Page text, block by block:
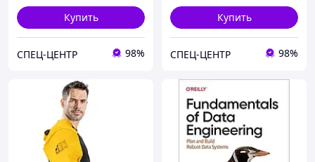
Купить
СПЕЦ-ЦЕНТР 98%
Купить
СПЕЦ-ЦЕНТР 98%